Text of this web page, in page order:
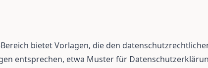
Bereich bietet Vorlagen, die den
entsprechen, etwa Muster für